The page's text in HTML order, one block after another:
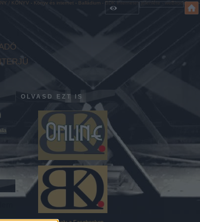
/ KÖNYV - Könyv és internet - Balládium - BDK internetes jelenléte - weBirodalom- -
OLVASD EZT IS